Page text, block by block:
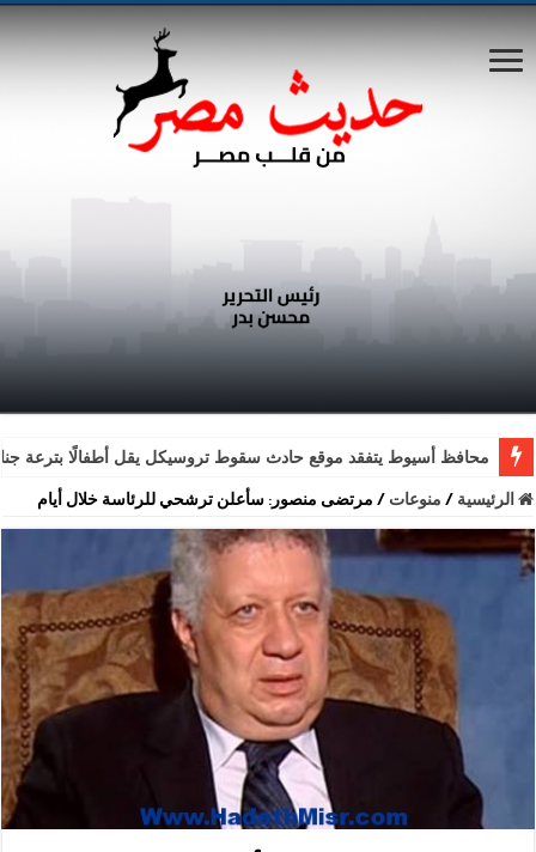
محافظ أسيوط يتفقد موقع حادث سقوط تروسيكل يقل أطفالًا بترعة
الرئيسية / منوعات / مرتضى منصور: سأعلن ترشحي للرئاسة خلال أيام